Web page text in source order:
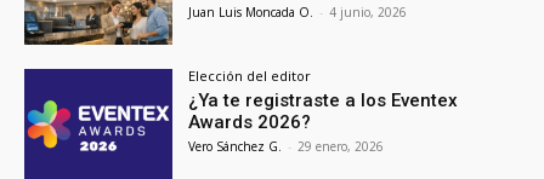
Juan Luis Moncada O. - 4 junio, 2026
Elección del editor
¿Ya te registraste a los Eventex
Awards 2026?
Vero Sánchez G. - 29 enero, 2026